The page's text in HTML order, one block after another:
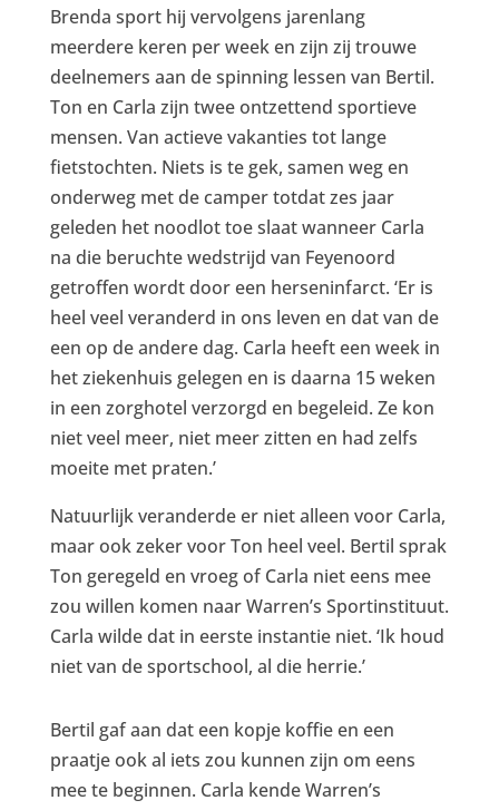
Brenda sport hij vervolgens jarenlang
meerdere keren per week en zijn zij trouwe
deelnemers aan de spinning lessen van Bertil.
Ton en Carla zijn twee ontzettend sportieve
mensen. Van actieve vakanties tot lange
fietstochten. Niets is te gek, samen weg en
onderweg met de camper totdat zes jaar
geleden het noodlot toe slaat wanneer Carla
na die beruchte wedstrijd van Feyenoord
getroffen wordt door een herseninfarct. ‘Er is
heel veel veranderd in ons leven en dat van de
een op de andere dag. Carla heeft een week in
het ziekenhuis gelegen en is daarna 15 weken
in een zorghotel verzorgd en begeleid. Ze kon
niet veel meer, niet meer zitten en had zelfs
moeite met praten.’
Natuurlijk veranderde er niet alleen voor Carla,
maar ook zeker voor Ton heel veel. Bertil sprak
Ton geregeld en vroeg of Carla niet eens mee
zou willen komen naar Warren’s Sportinstituut.
Carla wilde dat in eerste instantie niet. ‘Ik houd
niet van de sportschool, al die herrie.’
Bertil gaf aan dat een kopje koffie en een
praatje ook al iets zou kunnen zijn om eens
mee te beginnen. Carla kende Warren’s